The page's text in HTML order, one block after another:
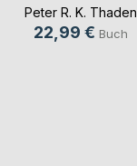
Peter R. K. Thaden
22,99 € Buch